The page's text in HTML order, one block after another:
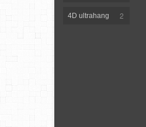
4D ultrahang 2